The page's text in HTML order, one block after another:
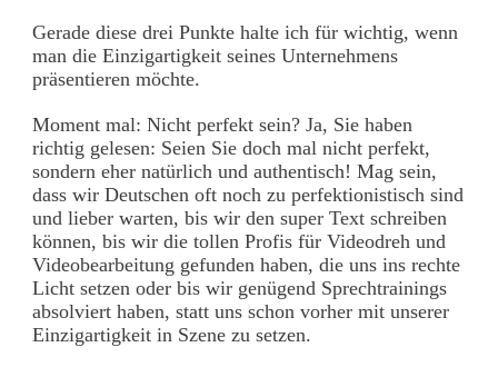
Gerade diese drei Punkte halte ich für wichtig, wenn
man die Einzigartigkeit seines Unternehmens
präsentieren möchte.
Moment mal: Nicht perfekt sein? Ja, Sie haben
richtig gelesen: Seien Sie doch mal nicht perfekt,
sondern eher natürlich und authentisch! Mag sein,
dass wir Deutschen oft noch zu perfektionistisch sind
und lieber warten, bis wir den super Text schreiben
können, bis wir die tollen Profis für Videodreh und
Videobearbeitung gefunden haben, die uns ins rechte
Licht setzen oder bis wir genügend Sprechtrainings
absolviert haben, statt uns schon vorher mit unserer
Einzigartigkeit in Szene zu setzen.